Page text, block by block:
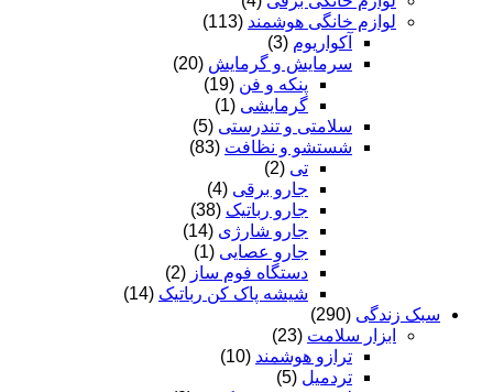
لوازم خانگی هوشمند (113)
آکواریوم (3)
سرمایش و گرمایش (20)
پنکه و فن (19)
گرمایشی (1)
سلامتی و تندرستی (5)
شستشو و نظافت (83)
تی (2)
جارو برقی (4)
جارو رباتیک (38)
جارو شارژی (14)
جارو عصایی (1)
دستگاه فوم ساز (2)
شیشه پاک کن رباتیک (14)
سبک زندگی (290)
ابزار سلامت (23)
ترازو هوشمند (10)
تردمیل (5)